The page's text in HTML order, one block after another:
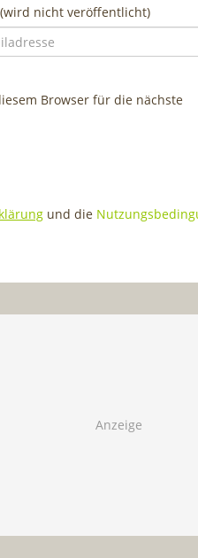
nicht veröffentlicht)
Browser für die nächste
und die